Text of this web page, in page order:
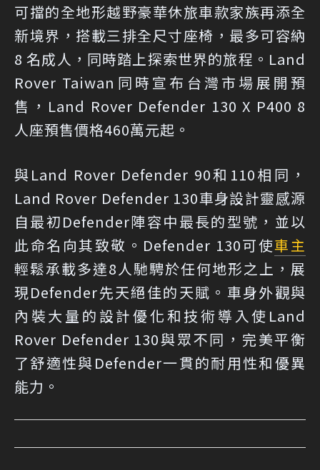
可擋的全地形越野豪華休旅車款家族再添全
新境界，搭載三排全尺寸座椅，最多可容納
8 名成人，同時踏上探索世界的旅程。Land
Rover Taiwan同時宣布台灣市場展開預
售，Land Rover Defender 130 X P400 8
人座預售價格460萬元起。
與Land Rover Defender 90和110相同，
Land Rover Defender 130車身設計靈感源
自最初Defender陣容中最長的型號，並以
此命名向其致敬。Defender 130可使車主
輕鬆承載多達8人馳騁於任何地形之上，展
現Defender先天絕佳的天賦。車身外觀與
內裝大量的設計優化和技術導入使Land
Rover Defender 130與眾不同，完美平衡
了舒適性與Defender一貫的耐用性和優異
能力。